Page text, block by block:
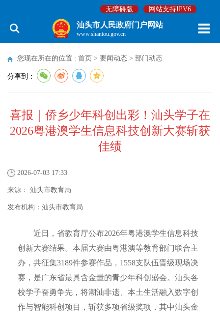
无障碍版 网站支持IPV6
汕头市人民政府门户网站
www.shantou.gov.cn
您现在所在的位置 : 首页 > 要闻动态 > 部门动态
分享到：
喜报｜侨乡少年科创出彩！汕头学子在
2026粤港澳学生信息科技创新大赛斩获
佳绩
2026-07-03 17:33
来源： 汕头市教育局
发布机构： 汕头市教育局
近日，省教育厅公布2026年粤港澳学生信息科技
创新大赛结果。本届大赛由粤港澳等教育部门联合主
办，共征集3189件参赛作品，1558支队伍晋级现场决
赛，是广东省最具含金量的青少年科创盛会。汕头各
校学子奋勇争先，将潮汕非遗、本土生活融入数字创
作与智能科创项目，斩获多项省级奖项，其中汕头金